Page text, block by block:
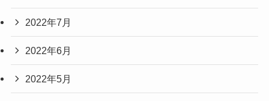
2022年7月
2022年6月
2022年5月